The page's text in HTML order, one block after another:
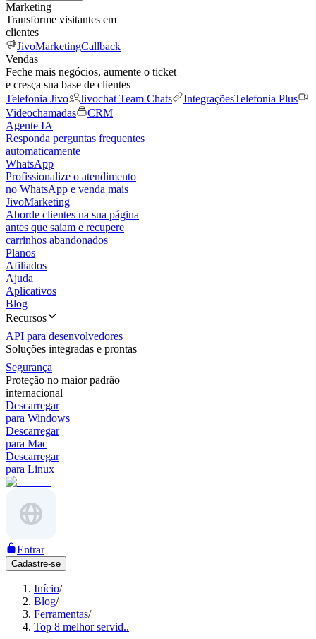
Marketing
Transforme visitantes em
clientes
JivoMarketingCallback
Vendas
Feche mais negócios, aumente o ticket
e cresça sua base de clientes
Telefonia Jivo
Jivochat Team Chats IntegraçõesTelefonia Plus
Videochamadas
CRM
Agente IA
Responda perguntas frequentes
automaticamente
WhatsApp
Profissionalize o atendimento
no WhatsApp e venda mais
JivoMarketing
Aborde clientes na sua página
antes que saiam e recupere
carrinhos abandonados
Planos
Afiliados
Ajuda
Aplicativos
Blog
Recursos
API para desenvolvedores
Soluções integradas e prontas
Segurança
Proteção no maior padrão
internacional
Descarregar
para Windows
Descarregar
para Mac
Descarregar
para Linux
Entrar
Cadastre-se
Início/
Blog/
Ferramentas/
Top 8 melhor servid..